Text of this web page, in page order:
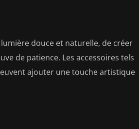
douce et naturelle, de créer
de patience. Les accessoires tels
ajouter une touche artistique